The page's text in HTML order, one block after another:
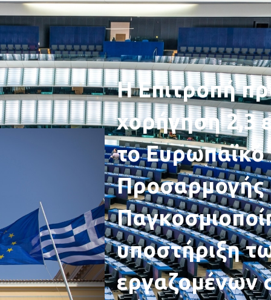
Η Επιτροπή
χορήγηση 2,3
το Ευρωπαϊκό
Προσαρμογής
υποστήριξη
εργαζομένων